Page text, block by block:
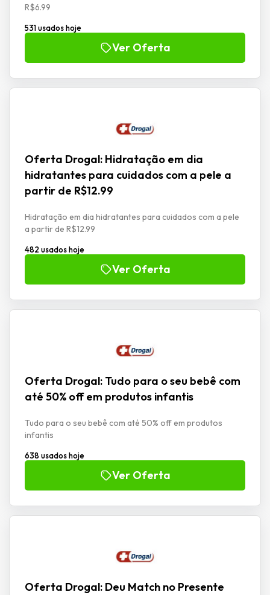
R$6.99
531 usados hoje
Ver Oferta
Oferta Drogal: Hidratação em dia
hidratantes para cuidados com a pele a
partir de R$12.99
Hidratação em dia hidratantes para cuidados com a pele
a partir de R$12.99
482 usados hoje
Ver Oferta
Oferta Drogal: Tudo para o seu bebê com
até 50% off em produtos infantis
Tudo para o seu bebê com até 50% off em produtos
infantis
638 usados hoje
Ver Oferta
Oferta Drogal: Deu Match no Presente